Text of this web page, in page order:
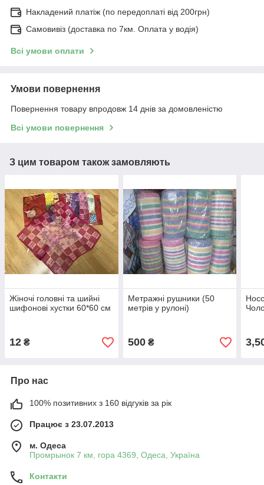
Накладений платіж (по передоплаті від 200грн)
Самовивіз (доставка по 7км. Оплата у водія)
Всі умови оплати
Умови повернення
Повернення товару впродовж 14 днів за домовленістю
Всі умови повернення
З цим товаром також замовляють
Жіночі головні та шийні
шифонові хустки 60*60 см
12 ₴
Метражні рушники (50
метрів у рулоні)
500₴
Про нас
100% позитивних з 160 відгуків за рік
Працює з 23.07.2013
м. Одеса
Промрынок 7 км, гора 4369, Одеса, Україна
Контакти